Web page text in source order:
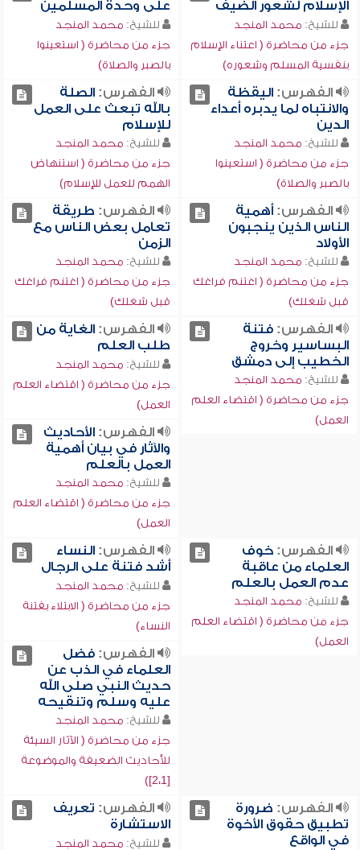
الإسلام لشعور الضيف
للشيخ: محمد المنجد
جزء من محاضرة ( اعتناء الإسلام
بنفسية المسلم وشعوره)
على وحدة المسلمين
للشيخ: محمد المنجد
جزء من محاضرة ( استعينوا
بالصبر والصلاة)
الفهرس:اليقظة
والانتباه لما يدبره أعداء
الدين
للشيخ: محمد المنجد
جزء من محاضرة ( استعينوا
بالصبر والصلاة)
الفهرس:الصلة
بالله تبعث على العمل
للإسلام
للشيخ: محمد المنجد
جزء من محاضرة ( استنهاض
الهمم للعمل للإسلام)
الفهرس:أهمية
الناس الذين ينجبون
الأولاد
للشيخ: محمد المنجد
جزء من محاضرة ( اغتنم فراغك
قبل شغلك)
الفهرس: طريقة
تعامل بعض الناس مع
الزمن
للشيخ: محمد المنجد
جزء من محاضرة ( اغتنم فراغك
قبل شغلك)
الفهرس:فتنة
البساسير وخروج
الخطيب إلى دمشق
للشيخ: محمد المنجد
جزء من محاضرة ( اقتضاء العلم
العمل)
الفهرس:الغاية من
طلب العلم
للشيخ: محمد المنجد
جزء من محاضرة ( اقتضاء العلم
العمل)
الفهرس:الأحاديث
والآثار في بيان أهمية
العمل بالعلم
للشيخ: محمد المنجد
جزء من محاضرة ( اقتضاء العلم
العمل)
الفهرس:خوف
العلماء من عاقبة
عدم العمل بالعلم
للشيخ: محمد المنجد
جزء من محاضرة ( اقتضاء العلم
العمل)
الفهرس:النساء
أشد فتنة على الرجال
للشيخ: محمد المنجد
جزء من محاضرة ( الابتلاء بفتنة
النساء)
الفهرس:فضل
العلماء في الذب عن
حديث النبي صلى الله
عليه وسلم وتنقيحه
للشيخ: محمد المنجد
جزء من محاضرة ( الآثار السيئة
للأحاديث الضعيفة والموضوعة
[2،1])
الفهرس: ضرورة
تطبيق حقوق الأخوة
في الواقع
الفهرس: تعريف
الاستشارة
للشيخ: محمد المنجد